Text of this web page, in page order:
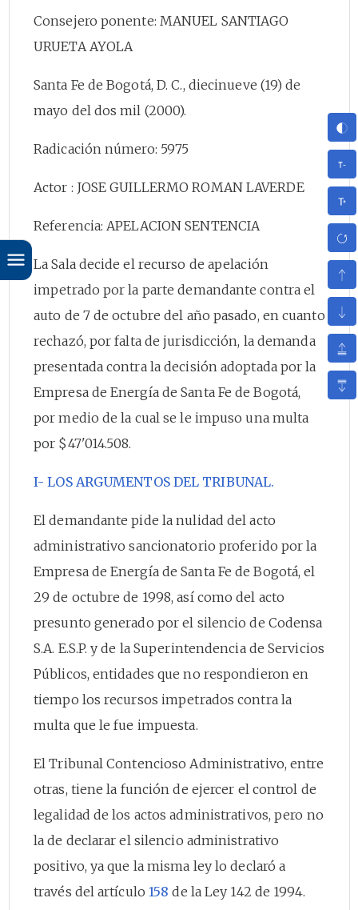
Consejero ponente: MANUEL SANTIAGO
URUETA AYOLA
Santa Fe de Bogotá, D. C., diecinueve (19) de
mayo del dos mil (2000).
Radicación número: 5975
Actor : JOSE GUILLERMO ROMAN LAVERDE
Referencia: APELACION SENTENCIA
La Sala decide el recurso de apelación
impetrado por la parte demandante contra el
auto de 7 de octubre del año pasado, en cuanto
rechazó, por falta de jurisdicción, la demanda
presentada contra la decisión adoptada por la
Empresa de Energía de Santa Fe de Bogotá,
por medio de la cual se le impuso una multa
por $47'014.508.
I- LOS ARGUMENTOS DEL TRIBUNAL.
El demandante pide la nulidad del acto
administrativo sancionatorio proferido por la
Empresa de Energía de Santa Fe de Bogotá, el
29 de octubre de 1998, así como del acto
presunto generado por el silencio de Codensa
S.A. E.S.P. y de la Superintendencia de Servicios
Públicos, entidades que no respondieron en
tiempo los recursos impetrados contra la
multa que le fue impuesta.
El Tribunal Contencioso Administrativo, entre
otras, tiene la función de ejercer el control de
legalidad de los actos administrativos, pero no
la de declarar el silencio administrativo
positivo, ya que la misma ley lo declaró a
través del artículo 158 de la Ley 142 de 1994.